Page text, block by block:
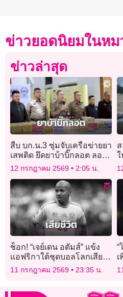
ข่าวยอดนิยมในห
ข่าวล่าสุด
สืบ บก.น.3 ซุ่มจับเครือข่ายยา
เสพติด ยึดยาบ้าบิ๊กลอต ลอบ
ขนเข้ากรุง
12 กรกฎาคม 2569 2:05 น.
ใ
ช็อก! “เจย์เดน อดัมส์” แข้ง
แอฟริกาใต้ชุดบอลโลกเสีย
ชีวิต
11 กรกฎาคม 2569 23:35 น.
“